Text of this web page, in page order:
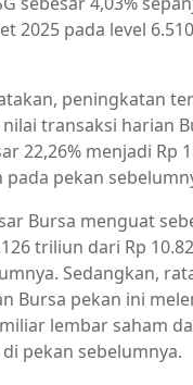
2025 pada level
peningkatan
transaksi harian
22,26% menjadi Rp
pada pekan
Bursa menguat
triliun dari Rp
Sedangkan,
Bursa pekan ini
lembar saham
pekan sebelumnya.